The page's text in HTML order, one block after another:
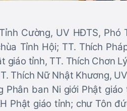
Cường, UV HĐTS, Phó
Tỉnh Hội; TT. Thích
tỉnh, TT. Thích Chơn
Thích Nữ Nhật Khương,
Phân ban Ni giới Phật
Phật giáo tỉnh; chư Tôn